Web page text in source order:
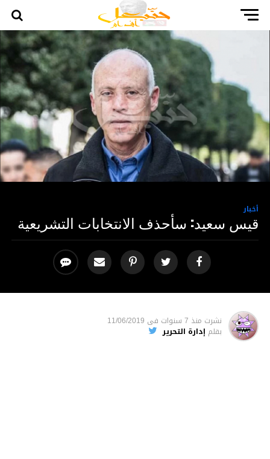
أخبار
قيس سعيد: سأحذف الانتخابات التشريعية
نشرت منذ 7 سنوات فى 11/06/2019
بقلم إدارة التحرير